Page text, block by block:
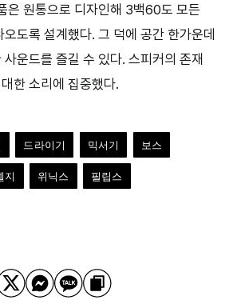
은 원통으로 디자인해 3백60도 모든
도록 설계했다. 그 덕에 공간 한가운데
운드를 즐길 수 있다. 스피커의 존재
한 소리에 집중했다.
드라이기 믹서기 보스
지 위닉스 필립스